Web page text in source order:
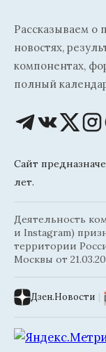
Рассказываем о
новостях,
компонентах,
полный
Сайт
лет.
Деятельность
и Instagram)
территории
Москвы от
Дзен.Новости |